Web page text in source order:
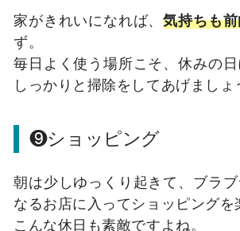
家がきれいになれば、気持ちも
ず。
毎日よく使う場所こそ、休みの
しっかりと掃除をしてあげましょ
❾ショッピング
朝は少しゆっくり起きて、ブラ
なるお店に入ってショッピングを
こんな休日も素敵ですよね。